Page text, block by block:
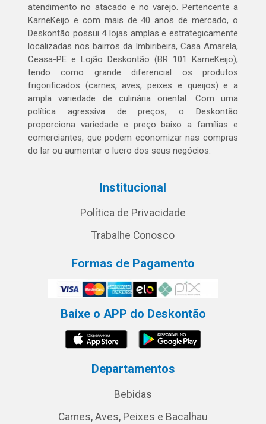
atendimento no atacado e no varejo. Pertencente a
KarneKeijo e com mais de 40 anos de mercado, o
Deskontão possui 4 lojas amplas e estrategicamente
localizadas nos bairros da Imbiribeira, Casa Amarela,
Ceasa-PE e Lojão Deskontão (BR 101 KarneKeijo),
tendo como grande diferencial os produtos
frigorificados (carnes, aves, peixes e queijos) e a
ampla variedade de culinária oriental. Com uma
política agressiva de preços, o Deskontão
proporciona variedade e preço baixo a famílias e
comerciantes, que podem economizar nas compras
do lar ou aumentar o lucro dos seus negócios.
Institucional
Política de Privacidade
Trabalhe Conosco
Formas de Pagamento
Baixe o APP do Deskontão
Departamentos
Bebidas
Carnes, Aves, Peixes e Bacalhau